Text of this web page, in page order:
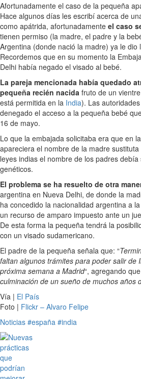
Afortunadamente el caso de la pequeña
Hace algunos días les escribí acerca de
como apátrida, afortunadamente el caso
tienen permiso (la madre, el padre y la
Argentina (donde nació la madre) ya le dio
Recordemos que en su momento la
Delhi había negado el visado al bebé.
La pareja mencionada había quedado
pequeña recién nacida fruto de un
está permitida en la India). Las
denegado el acceso a la pequeña bebé
16 de mayo.
Lo que la embajada solicitaba era que en
apareciera el nombre de la madre
leyes indias el nombre de los padres
genéticos.
El problema se ha resuelto de otra
argentina en Nueva Delhi, de donde la
ha concedido la nacionalidad argentina a
un recurso de amparo impuesto ante un
De esta forma la pequeña tendrá la
con un visado sudamericano.
El padre de la pequeña señala que: “
faltan algunos trámites para poder salir de
próxima semana a Madrid“, agregando que
culminación de un sueño de muchos años
Vía | El País
Foto | Flickr – Alvaro Felipe
Noticias #españa #india